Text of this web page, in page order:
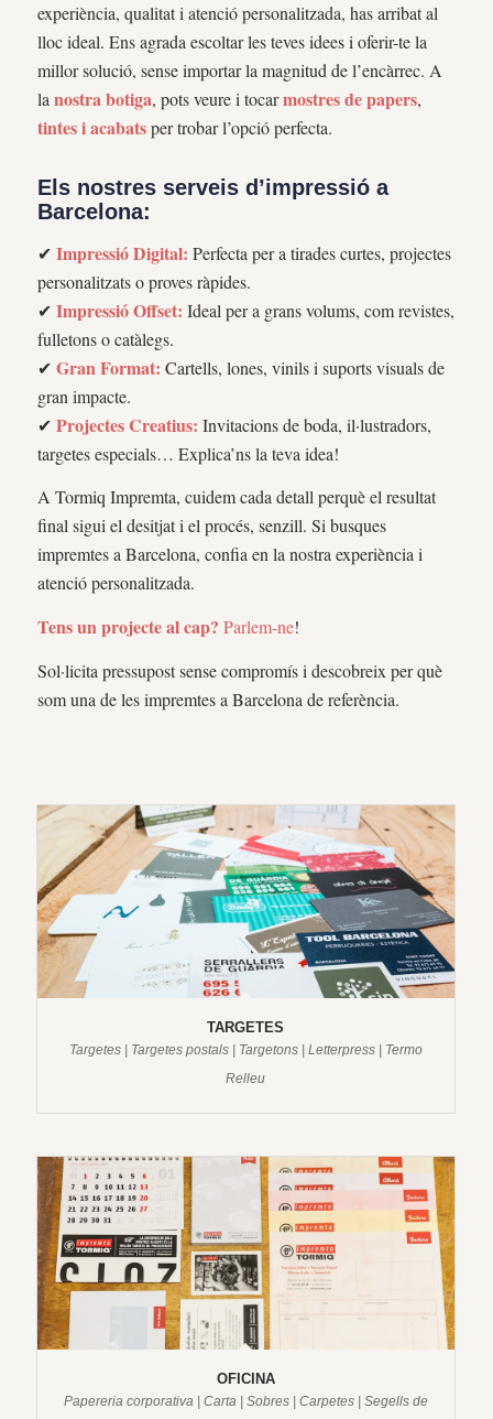
experiència, qualitat i atenció personalitzada, has arribat al
lloc ideal. Ens agrada escoltar les teves idees i oferir-te la
millor solució, sense importar la magnitud de l’encàrrec. A
la nostra botiga, pots veure i tocarmostres de papers,
tintes i acabatsper trobar l’opció perfecta.
Els nostres serveis d’impressió a
Barcelona:
✔ Impressió Digital: Perfecta per a tirades curtes, projectes
personalitzats o proves ràpides.
✔ Impressió Offset: Ideal per a grans volums, com revistes,
fulletons o catàlegs.
✔ Gran Format: Cartells, lones, vinils i suports visuals de
gran impacte.
✔ Projectes Creatius: Invitacions de boda, il·lustradors,
targetes especials… Explica’ns la teva idea!
A Tormiq Impremta, cuidem cada detall perquè el resultat
final sigui el desitjat i el procés, senzill. Si busques
impremtes a Barcelona, confia en la nostra experiència i
atenció personalitzada.
Tens un projecte al cap? Parlem-ne!
Sol·licita pressupost sense compromís i descobreix per què
som una de les impremtes a Barcelona de referència.
TARGETES
Targetes | Targetes postals | Targetons | Letterpress | Termo
Relleu
OFICINA
Papereria corporativa | Carta | Sobres | Carpetes | Segells de